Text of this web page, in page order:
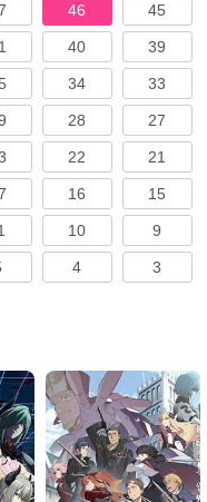
46 45
40 39
34 33
28 27
22 21
16 15
10 9
4 3